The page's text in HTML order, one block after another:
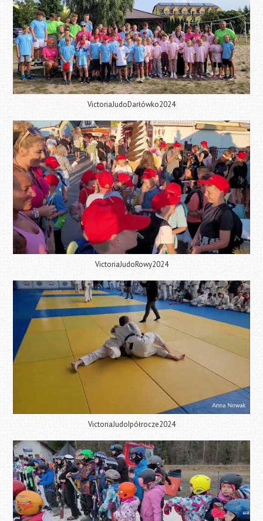
VictoriaJudoDarłówko2024
VictoriaJudoRowy2024
VictoriaJudoIpółrocze2024